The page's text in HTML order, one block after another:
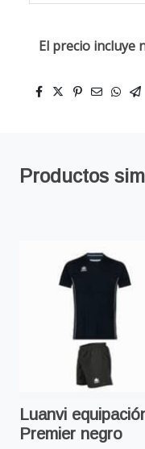
El precio incluye
Productos
Luanvi
Premier negro